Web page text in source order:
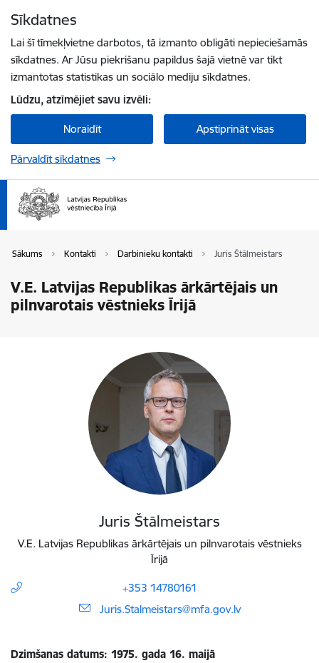
Sīkdatnes
Lai šī tīmekļvietne darbotos, tā izmanto obligāti nepieciešamās
sīkdatnes. Ar Jūsu piekrišanu papildus šajā vietnē var tikt
izmantotas statistikas un sociālo mediju sīkdatnes.
Lūdzu, atzīmējiet savu izvēli:
Noraidīt Apstiprināt visas
Pārvaldīt sīkdatnes
Sākums Kontakti Darbinieku kontakti Juris Štālmeistars
V.E. Latvijas Republikas ārkārtējais un
pilnvarotais vēstnieks Īrijā
Juris Štālmeistars
V.E. Latvijas Republikas ārkārtējais un pilnvarotais vēstnieks
Īrijā
+353 14780161
E-pasts:
Juris.Stalmeistars@mfa.gov.lv
Dzimšanas datums: 1975. gada 16. maijā